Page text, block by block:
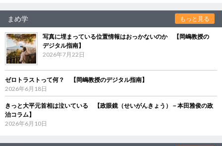
まめ学 もっと見る
写真に埋まっている位置情報はおっかないのか 【岡嶋教授の
デジタル指南】
2026年7月22日
ゼロトラストって何？ 【岡嶋教授のデジタル指南】
2026年6月18日
きっと大平元首相は泣いている 【政眼鏡（せいがんきょう）－本田雅俊の政
治コラム】
2026年6月10日